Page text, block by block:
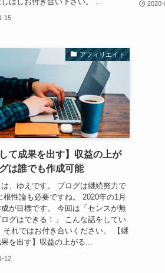
15
アフィリエイト
して成果を出す】収益の上が
は誰でも作成可能
は、ゆえです。 ブログは継続努力で
根性論も必要ですね。 2020年の1月
が目標です。 今回は「センスが無
ログはできる！」 こんな話をしてい
それではお付き合いください。 【継
を出す】収益の上がる...
12